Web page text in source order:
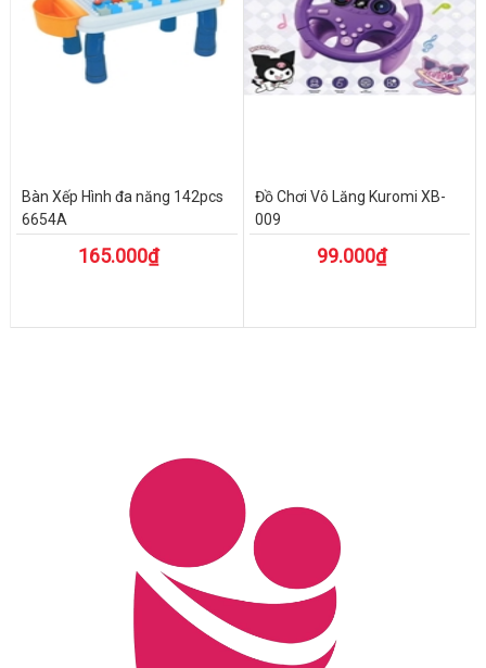
Bàn Xếp Hình đa năng 142pcs
6654A
165.000₫
Đồ Chơi Vô Lăng Kuromi XB-
009
99.000₫